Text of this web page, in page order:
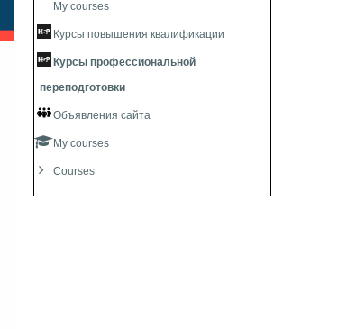
My courses
Курсы повышения квалификации
Курсы профессиональной
переподготовки
Объявления сайта
My courses
Courses